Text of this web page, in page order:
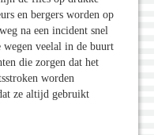
en bergers worden op
na een incident snel
veelal in de buurt
die zorgen dat het
worden
ze altijd gebruikt